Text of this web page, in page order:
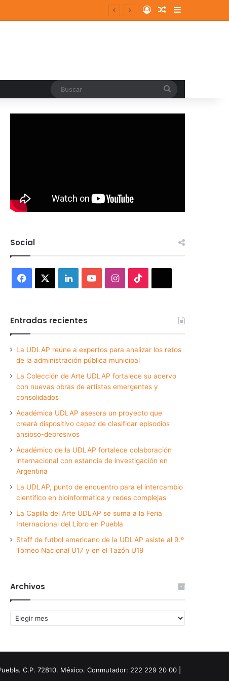
y consolidados Log InRandom Article
Sidebar
Social
Facebook LinkedInYouTubeInstagram
Entradas recientes
La UDLAP reúne a expertos para analizar los retos
de la administración pública municipal
La Colección de Arte UDLAP fortalece su acervo
con nuevas obras de artistas emergentes y
consolidados
Académica UDLAP asesora un proyecto que
creará dispositivo capaz de clasificar episodios
ansioso-depresivos
Académico de la UDLAP fortalece colaboración
internacional con estancia de investigación en
Argentina
La UDLAP, punto de encuentro para el intercambio
científico en bioinformática y redes complejas
La Capilla del Arte UDLAP se suma a la Feria
Internacional del Libro en Puebla
Staff de futbol americano de la UDLAP asiste al 9.º
Torneo Nacional U17 y en el Tazón U19
Archivos
Archivos
C.P. 72810. México. Conmutador: 222 229 20 00 |